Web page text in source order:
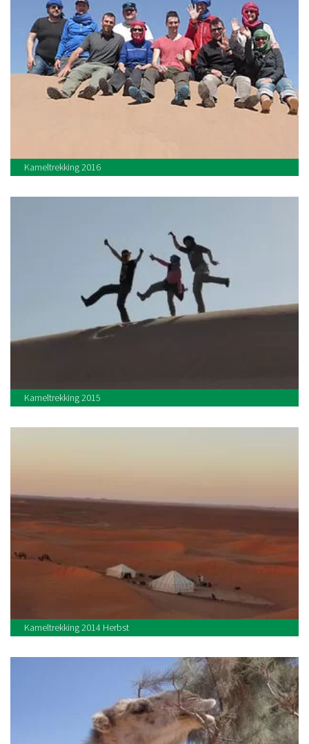
Kameltrekking 2016
Kameltrekking 2015
Kameltrekking 2014 Herbst